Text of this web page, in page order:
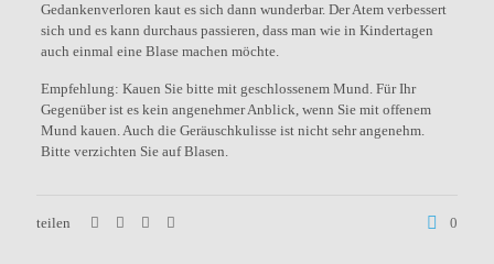
Gedankenverloren kaut es sich dann wunderbar. Der Atem verbessert
sich und es kann durchaus passieren, dass man wie in Kindertagen
auch einmal eine Blase machen möchte.
Empfehlung: Kauen Sie bitte mit geschlossenem Mund. Für Ihr
Gegenüber ist es kein angenehmer Anblick, wenn Sie mit offenem
Mund kauen. Auch die Geräuschkulisse ist nicht sehr angenehm.
Bitte verzichten Sie auf Blasen.
teilen 0